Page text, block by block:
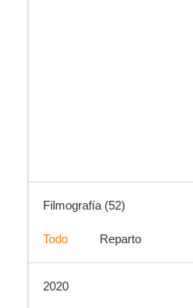
Filmografía (52)
Todo Reparto
2020